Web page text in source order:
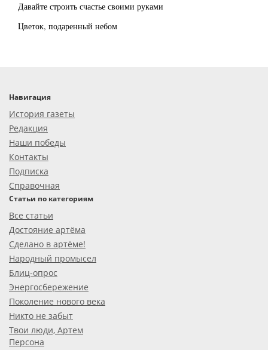
Давайте строить счастье своими руками
Цветок, подаренный небом
Навигация
История газеты
Редакция
Наши победы
Контакты
Подписка
Справочная
Статьи по категориям
Все статьи
Достояние артёма
Сделано в артёме!
Народный промысел
Блиц-опрос
Энергосбережение
Поколение нового века
Никто не забыт
Твои люди, Артем
Персона